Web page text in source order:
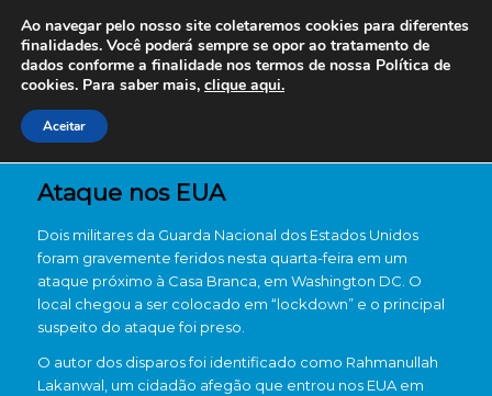
Ataque nos EUA
Dois militares da Guarda Nacional dos Estados Unidos
foram gravemente feridos nesta quarta-feira em um
ataque próximo à Casa Branca, em Washington DC. O
local chegou a ser colocado em “lockdown” e o principal
suspeito do ataque foi preso.
O autor dos disparos foi identificado como Rahmanullah
Lakanwal, um cidadão afegão que entrou nos EUA em
Ao navegar pelo nosso site coletaremos cookies para diferentes
finalidades. Você poderá sempre se opor ao tratamento de
dados conforme a finalidade nos termos de nossa Política de
cookies. Para saber mais, clique aqui.
Aceitar